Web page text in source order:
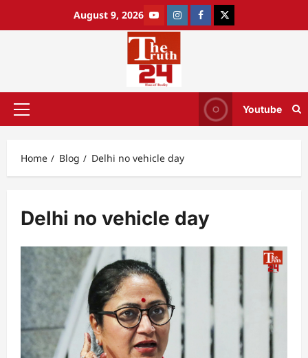
August 9, 2026
Youtube
Home Blog Delhi no vehicle day
Delhi no vehicle day